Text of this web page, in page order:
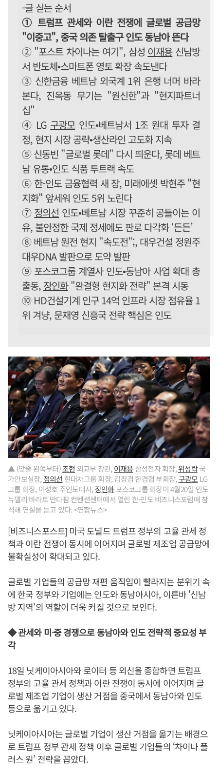
-글 싣는 순서
① 트럼프 관세와 이란 전쟁에 글로벌 공급망
"이중고", 중국 의존 탈출구 인도 동남아 뜬다
② "포스트 차이나는 여기", 삼성 이재용신남방
서 반도체•스마트폰 영토 확장 속도낸다
③ 신한금융 베트남 외국계 1위 은행 너머 바라
본다, 진옥동 무기는 "원신한"과 "현지파트너
십"
④ LG 구광모인도•베트남서 1조 원대 투자 결
정, 현지 시장 공략•생산라인 고도화 지속
⑤ 신동빈 "글로벌 롯데" 다시 띄운다, 롯데 베트
남 유통•인도 식품 투트랙 속도
⑥ 한-인도 금융협력 새 장, 미래에셋 박현주 "현
지화" 앞세워 인도 5위 노린다
⑦ 정의선 인도•베트남 시장 꾸준히 공들이는 이
유, 불안정한 국제 정세에도 판로 다각화 ‘든든’
⑧ 베트남 원전 현지 "속도전";, 대우건설 정원주
대우DNA 발판으로 도약 발판
⑨ 포스코그룹 계열사 인도•동남아 사업 확대 총
출동, 장인화"완결형 현지화 전략" 본격 시동
⑩ HD건설기계 인구 14억 인프라 시장 점유율 1
위 겨냥, 문재영 신흥국 전략 핵심은 인도
▲ (앞줄 왼쪽부터)조현 외교부 장관, 이재용 삼성전자 회장,위성락국
가안보실장, 정의선 현대차그룹 회장, 김창겸 한경협 부회장,구광모 LG
그룹 회장, 이성호 주인도대사, 장인화포스코그룹 회장이 4월20일 인도
뉴델리 바라트 만다팜 컨벤션센터에서 열린 한-인도 비즈니스포럼에 참
석해 연설을 듣고 있다. <연합뉴스>
[비즈니스포스트] 미국 도널드 트럼프 정부의 고율 관세 정
책과 이란 전쟁이 동시에 이어지며 글로벌 제조업 공급망에
불확실성이 확대되고 있다.
글로벌 기업들의 공급망 재편 움직임이 빨라지는 분위기 속
에 한국 정부와 기업에는 인도와 동남아시아, 이른바 '신남
방 지역'의 역할이 더욱 커질 것으로 보인다.
◆ 관세와 미·중 경쟁으로 동남아와 인도 전략적 중요성 부
각
18일 닛케이아시아와 로이터 등 외신을 종합하면 트럼프
정부의 고율 관세 정책과 이란 전쟁이 동시에 이어지며 글
로벌 제조업 기업이 생산 거점을 중국에서 동남아와 인도
등으로 옮기고 있다.
닛케이아시아는 글로벌 기업이 생산 거점을 옮기는 배경으
로 트럼프 정부 관세 정책 이후 글로벌 기업들의 ‘차이나 플
러스 원’ 전략을 꼽았다.